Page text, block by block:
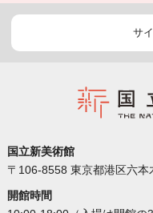
サ
国立新美術館
〒106-8558 東京都港区六本
開館時間